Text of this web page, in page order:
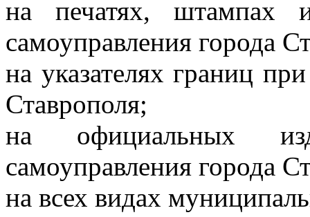
на печатях, штампах
самоуправления города
на указателях границ
Ставрополя;
на официальных
самоуправления города
на всех видах